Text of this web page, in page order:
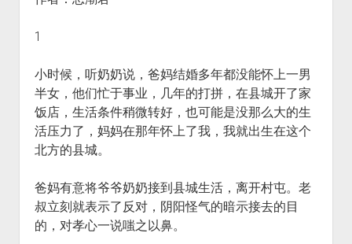
热门事件
福利福利
电影推荐
四海
1
小时候，听奶奶说，爸妈结婚多年都没能怀上一男
半女，他们忙于事业，几年的打拼，在县城开了家
饭店，生活条件稍微转好，也可能是没那么大的生
活压力了，妈妈在那年怀上了我，我就出生在这个
北方的县城。
爸妈有意将爷爷奶奶接到县城生活，离开村屯。老
叔立刻就表示了反对，阴阳怪气的暗示接去的目
的，对孝心一说嗤之以鼻。